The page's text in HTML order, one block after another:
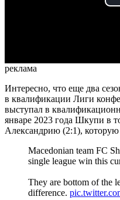
реклама
Интересно, что еще два
в квалификации Лиги
выступал в
январе 2023 года Шкупи в
Александрию (2:1), которую
Macedonian team FC
single league win this
They are bottom of the
difference.